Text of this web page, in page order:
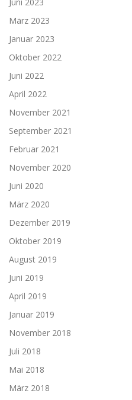
Juni 2023
März 2023
Januar 2023
Oktober 2022
Juni 2022
April 2022
November 2021
September 2021
Februar 2021
November 2020
Juni 2020
März 2020
Dezember 2019
Oktober 2019
August 2019
Juni 2019
April 2019
Januar 2019
November 2018
Juli 2018
Mai 2018
März 2018